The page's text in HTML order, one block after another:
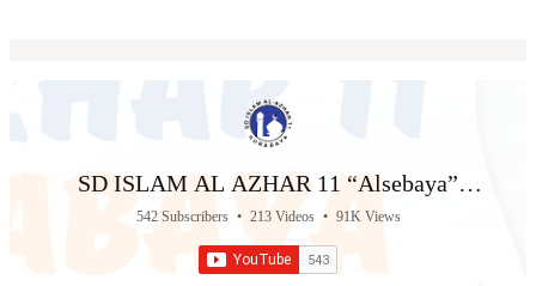
SD ISLAM AL AZHAR 11 “Alsebaya”
Surabaya
542 Subscribers • 213 Videos • 91K Views